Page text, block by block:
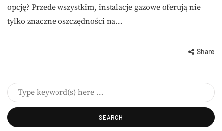
opcję? Przede wszystkim, instalacje gazowe oferują nie
tylko znaczne oszczędności na…
Share